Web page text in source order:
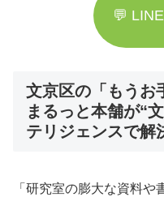
💬
文京区の「もうお
まるっと本舗が“
テリジェンスで解
「研究室の膨大な資料